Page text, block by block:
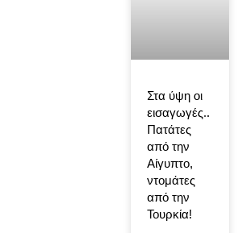
Στα ύψη οι
εισαγωγές..
Πατάτες
από την
Αίγυπτο,
ντομάτες
από την
Τουρκία!